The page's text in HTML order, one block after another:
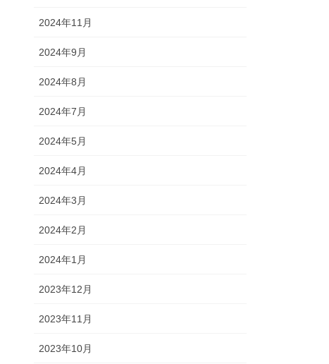
2024年11月
2024年9月
2024年8月
2024年7月
2024年5月
2024年4月
2024年3月
2024年2月
2024年1月
2023年12月
2023年11月
2023年10月